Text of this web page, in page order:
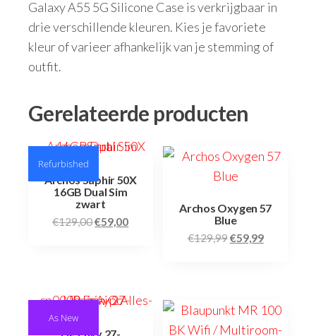
Galaxy A55 5G Silicone Case is verkrijgbaar in
drie verschillende kleuren. Kies je favoriete
kleur of varieer afhankelijk van je stemming of
outfit.
Gerelateerde producten
Refurbished
Archos Saphir 50X
16GB Dual Sim
zwart
€129,00€59,00
Archos Oxygen 57
Blue
€129,99€59,99
As New